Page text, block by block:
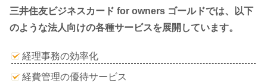
三井住友ビジネスカード for owners ゴールドでは、以下
のような法人向けの各種サービスを展開しています。
経理事務の効率化
経費管理の優待サービス